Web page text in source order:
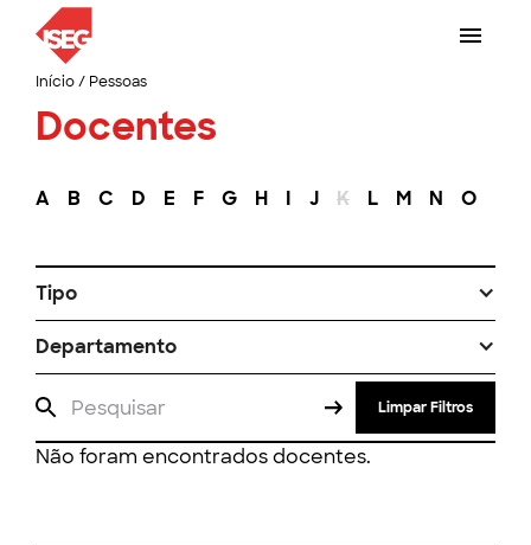
Início/ Pessoas
Docentes
A B C D E F G H I J K L M N O
Tipo
Departamento
Limpar Filtros
Não foram encontrados docentes.